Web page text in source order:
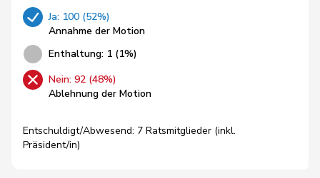
Ja: 100 (52%)
Annahme der Motion
Enthaltung: 1 (1%)
Nein: 92 (48%)
Ablehnung der Motion
Entschuldigt/Abwesend: 7 Ratsmitglieder (inkl.
Präsident/in)